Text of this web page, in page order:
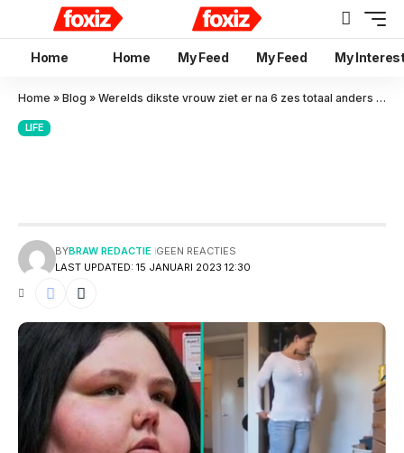
Home Home My Feed My Feed My
Home » Blog » Werelds dikste vrouw ziet er na 6 zes totaal anders uit!
LIFE
LAST UPDATED: 15 JANUARI 2023 12:30
BYBRAW REDACTIE GEEN REACTIES